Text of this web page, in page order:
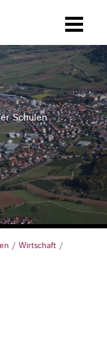
Schulen
/ Wirtschaft /